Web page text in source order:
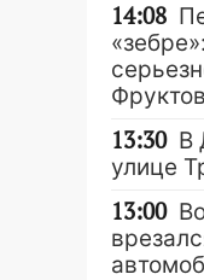
14:08
13:30 В
улице
13:00